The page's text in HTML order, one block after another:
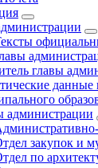
главы
данные
администрации
закупок и
по